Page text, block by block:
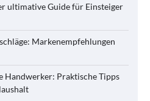
ultimative Guide für Einsteiger
Markenempfehlungen
Handwerker: Praktische Tipps